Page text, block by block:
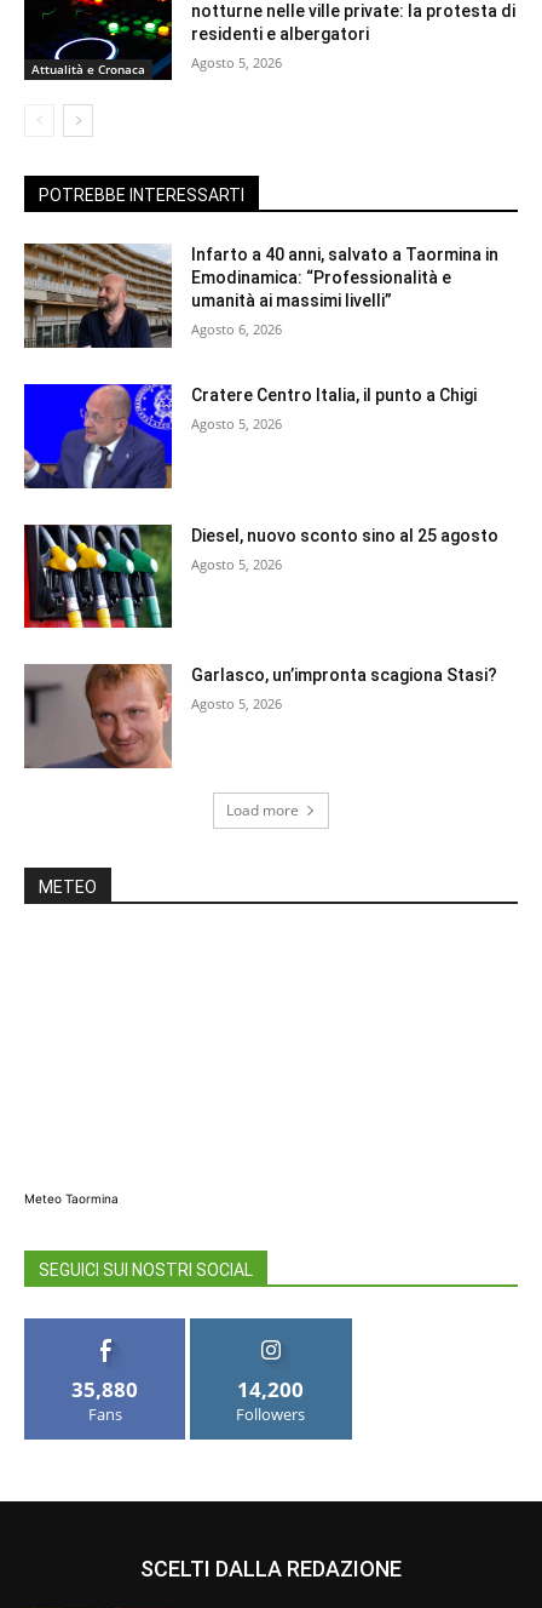
Attualità e Cronaca
notturne nelle ville private: la protesta di
residenti e albergatori
Agosto 5, 2026
POTREBBE INTERESSARTI
Infarto a 40 anni, salvato a Taormina in
Emodinamica: “Professionalità e
umanità ai massimi livelli”
Agosto 6, 2026
Cratere Centro Italia, il punto a Chigi
Agosto 5, 2026
Diesel, nuovo sconto sino al 25 agosto
Agosto 5, 2026
Garlasco, un’impronta scagiona Stasi?
Agosto 5, 2026
Load more
METEO
Meteo Taormina
SEGUICI SUI NOSTRI SOCIAL
35,880
Fans
14,200
Followers
SCELTI DALLA REDAZIONE